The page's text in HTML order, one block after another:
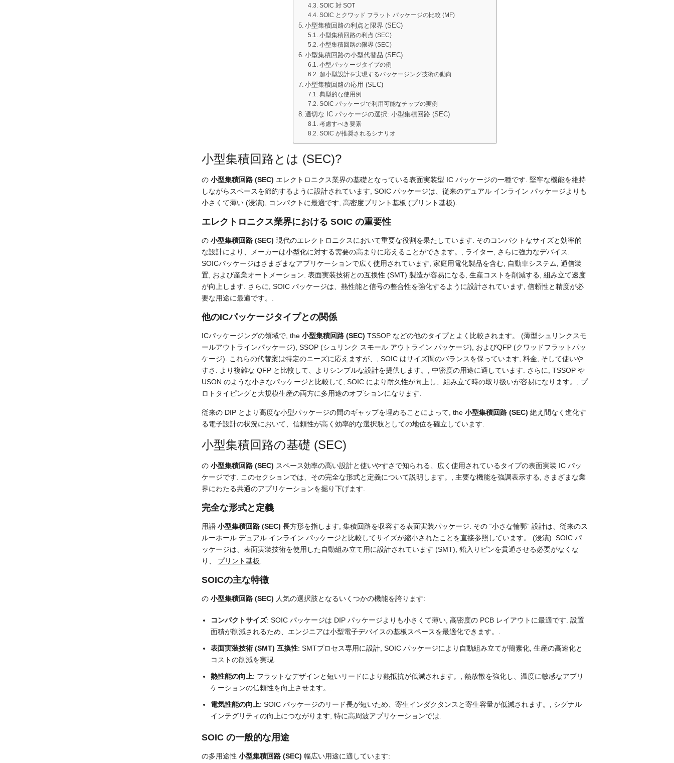
SOIC 対 SOT
SOIC とクワッド フラット パッケージの比較 (MF)
小型集積回路の利点と限界 (SEC)
小型集積回路の利点 (SEC)
小型集積回路の限界 (SEC)
小型集積回路の小型代替品 (SEC)
小型パッケージタイプの例
超小型設計を実現するパッケージング技術の動向
小型集積回路の応用 (SEC)
典型的な使用例
SOIC パッケージで利用可能なチップの実例
適切な IC パッケージの選択: 小型集積回路 (SEC)
考慮すべき要素
SOIC が推奨されるシナリオ
小型集積回路とは (SEC)?
の 小型集積回路 (SEC) エレクトロニクス業界の基礎となっている表面実装型 IC パッケージの一種です. 堅牢な機能を維持
しながらスペースを節約するように設計されています, SOIC パッケージは、従来のデュアル インライン パッケージよりも
小さくて薄い (浸漬), コンパクトに最適です, 高密度プリント基板 (プリント基板).
エレクトロニクス業界における SOIC の重要性
の 小型集積回路 (SEC) 現代のエレクトロニクスにおいて重要な役割を果たしています. そのコンパクトなサイズと効率的
な設計により、メーカーは小型化に対する需要の高まりに応えることができます。, ライター, さらに強力なデバイス.
SOICパッケージはさまざまなアプリケーションで広く使用されています, 家庭用電化製品を含む, 自動車システム, 通信装
置, および産業オートメーション. 表面実装技術との互換性 (SMT) 製造が容易になる, 生産コストを削減する, 組み立て速度
が向上します. さらに, SOIC パッケージは、熱性能と信号の整合性を強化するように設計されています, 信頼性と精度が必
要な用途に最適です。.
他のICパッケージタイプとの関係
ICパッケージングの領域で, the 小型集積回路 (SEC) TSSOP などの他のタイプとよく比較されます。 (薄型シュリンクスモ
ールアウトラインパッケージ), SSOP (シュリンク スモール アウトライン パッケージ), およびQFP (クワッドフラットパッ
ケージ). これらの代替案は特定のニーズに応えますが、, SOIC はサイズ間のバランスを保っています, 料金, そして使いや
すさ. より複雑な QFP と比較して、よりシンプルな設計を提供します。, 中密度の用途に適しています. さらに, TSSOP や
USON のような小さなパッケージと比較して, SOIC により耐久性が向上し、組み立て時の取り扱いが容易になります。, プ
ロトタイピングと大規模生産の両方に多用途のオプションになります.
従来の DIP とより高度な小型パッケージの間のギャップを埋めることによって, the 小型集積回路 (SEC) 絶え間なく進化す
る電子設計の状況において、信頼性が高く効率的な選択肢としての地位を確立しています.
小型集積回路の基礎 (SEC)
の 小型集積回路 (SEC) スペース効率の高い設計と使いやすさで知られる、広く使用されているタイプの表面実装 IC パッ
ケージです. このセクションでは、その完全な形式と定義について説明します。, 主要な機能を強調表示する, さまざまな業
界にわたる共通のアプリケーションを掘り下げます.
完全な形式と定義
用語 小型集積回路 (SEC) 長方形を指します, 集積回路を収容する表面実装パッケージ. その “小さな輪郭” 設計は、従来のス
ルーホール デュアル インライン パッケージと比較してサイズが縮小されたことを直接参照しています。 (浸漬). SOIC パ
ッケージは、表面実装技術を使用した自動組み立て用に設計されています (SMT), 鉛入りピンを貫通させる必要がなくな
り、 プリント基板
SOICの主な特徴
の 小型集積回路 (SEC) 人気の選択肢となるいくつかの機能を誇ります:
コンパクトサイズ: SOIC パッケージは DIP パッケージよりも小さくて薄い, 高密度の PCB レイアウトに最適です. 設置
面積が削減されるため、エンジニアは小型電子デバイスの基板スペースを最適化できます。.
表面実装技術 (SMT) 互換性: SMTプロセス専用に設計, SOIC パッケージにより自動組み立てが簡素化, 生産の高速化と
コストの削減を実現.
熱性能の向上: フラットなデザインと短いリードにより熱抵抗が低減されます。, 熱放散を強化し、温度に敏感なアプリ
ケーションの信頼性を向上させます。.
電気性能の向上: SOIC パッケージのリード長が短いため、寄生インダクタンスと寄生容量が低減されます。, シグナル
インテグリティの向上につながります, 特に高周波アプリケーションでは.
SOIC の一般的な用途
の多用途性 小型集積回路 (SEC) 幅広い用途に適しています: